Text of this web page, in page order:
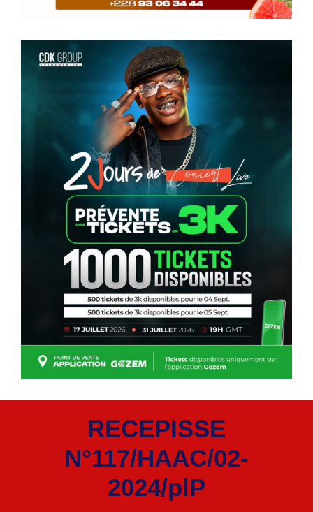
RECEPISSE
N°117/HAAC/02-
2024/plP